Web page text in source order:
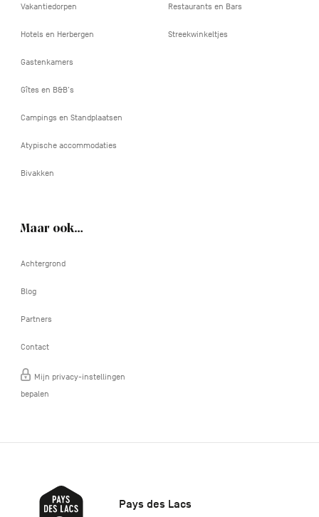
Vakantiedorpen
Hotels en Herbergen
Gastenkamers
Gîtes en B&B's
Campings en Standplaatsen
Atypische accommodaties
Bivakken
Restaurants en Bars
Streekwinkeltjes
Maar ook…
Achtergrond
Blog
Partners
Contact
Mijn privacy-instellingen
bepalen
Pays des Lacs